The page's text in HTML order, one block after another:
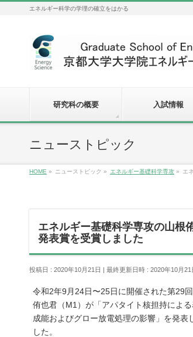
エネルギー科学の学理の確立をはかる
研究科の概要 入試情報
ニューストピック
HOME » ニューストピック » エネルギー基礎科学専攻 » エ
エネルギー基礎科学専攻の山根
発表賞を受賞しました
投稿日 : 2020年10月21日 最終更新日時 : 2020年10月21
令和2年9月24日〜25日に開催された第29
侑也君（M1）が「アパタイト核担持によ
成能およびグロー放電処理の影響」を発
した。